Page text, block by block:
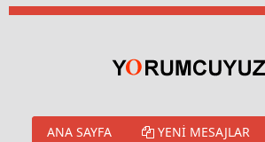
ANA SAYFA YENI MESAJLAR